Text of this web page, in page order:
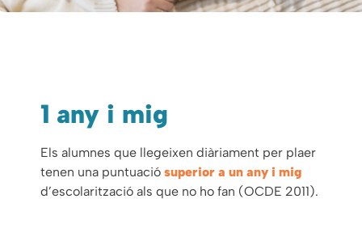
1 any i mig
Els alumnes que llegeixen diàriament per plaer
tenen una puntuació superior a un any i mig
d’escolarització als que no ho fan (OCDE 2011).